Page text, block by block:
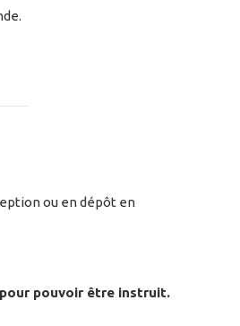
ou en dépôt en
pour pouvoir être instruit.